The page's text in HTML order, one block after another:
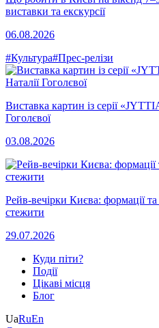
виставки та екскурсії
06.08.2026
#Культура#Прес-релізи
Виставка картин із серії
Гоголєвої
03.08.2026
Рейв-вечірки Києва: формації
стежити
29.07.2026
Куди піти?
Події
Цікаві місця
Блог
UaRuEn